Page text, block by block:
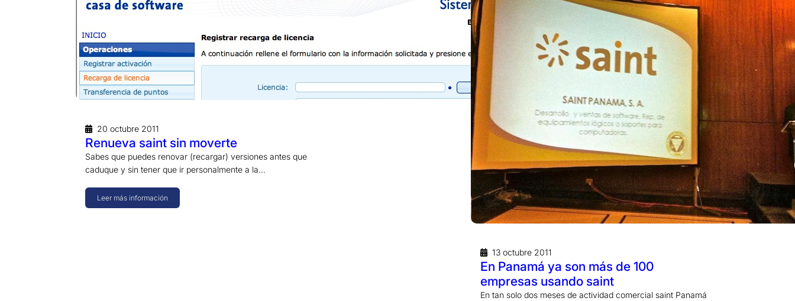
20 octubre 2011
Renueva saint sin moverte
Sabes que puedes renovar (recargar) versiones antes que
caduque y sin tener que ir personalmente a la…
Leer más información
13 octubre 2011
En Panamá ya son más de 100
empresas usando saint
En tan solo dos meses de actividad comercial saint Panamá